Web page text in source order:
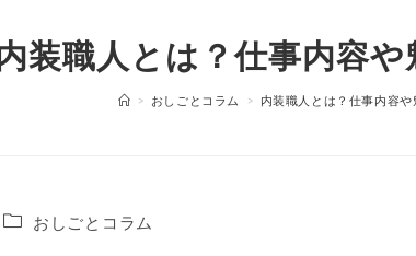
内装職人とは？仕事内容
> おしごとコラム > 内装職人とは？仕事内容や
投
おしごとコラム